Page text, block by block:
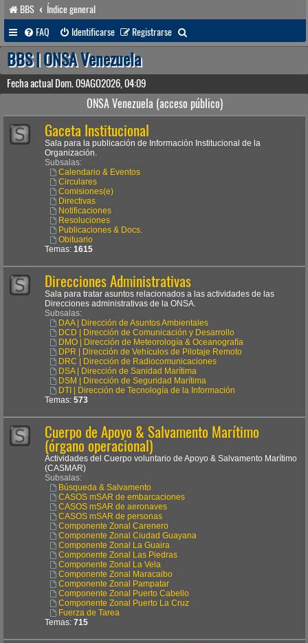
BBS
Índice general
FAQ
Identificarse Registrarse
u
a
BBS | ONSA Venezuela
Fecha actual Dom. 09AGO2026, 04:09
ONSA Venezuela (acceso público)
Gaceta Institucional
Sala para la publicación de Información Institucional de la
Organización.
Subsalas:
Calendario & Eventos
Circulares
Comisiones(e)
Directivas
Notificaciones
Resoluciones
Publicaciones & Docs.
Obituario
Temas: 1615
Direcciones Administrativas
Sala para tratar asuntos relacionados a las actividades de las
Direcciones administrativas de la ONSA.
Subsalas:
DAA | Dirección de Asuntos Ambientales
DCD | Dirección de Comunicación y Desarrollo
DMO | Dirección de Meteorología & Oceanografía
DPR | Dirección de Vehículos de Pilotaje Remoto
DRC | Dirección de Radiocomunicaciones
DSA | Dirección de Sanidad Marítima
DSM | Dirección de Seguridad Marítima
DTI | Dirección de Tecnología de la Información
Temas: 573
Cuerpo de Apoyo & Salvamento Marítimo
(órgano operacional)
Actividades del Cuerpo voluntario de Apoyo & Salvamento Marítimo
(CASMAR)
Subsalas:
Búsqueda & Salvamento
CASOS mSAR de embarcaciones
CASOS mSAR de aeronaves
CASOS mSAR de personas
Componente Zonal Carenero
Componente Zonal Ciudad Guayana
Componente Zonal La Guaira
Componente Zonal Las Piedras
Componente Zonal La Vela
Componente Zonal Maracaibo
Componente Zonal Pampatar
Componente Zonal Puerto Cabello
Componente Zonal Puerto La Cruz
Fuerza de Tarea
Temas: 715